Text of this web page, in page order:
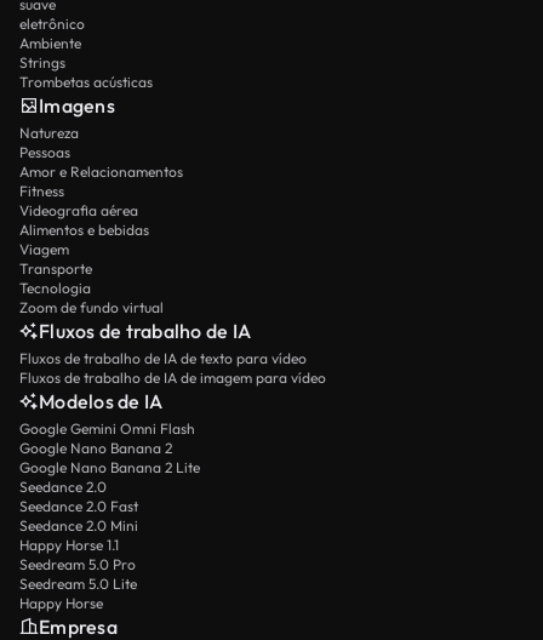
suave
eletrônico
Ambiente
Strings
Trombetas acústicas
Imagens
Natureza
Pessoas
Amor e Relacionamentos
Fitness
Videografia aérea
Alimentos e bebidas
Viagem
Transporte
Tecnologia
Zoom de fundo virtual
Fluxos de trabalho de IA
Fluxos de trabalho de IA de texto para vídeo
Fluxos de trabalho de IA de imagem para vídeo
Modelos de IA
Google Gemini Omni Flash
Google Nano Banana 2
Google Nano Banana 2 Lite
Seedance 2.0
Seedance 2.0 Fast
Seedance 2.0 Mini
Happy Horse 1.1
Seedream 5.0 Pro
Seedream 5.0 Lite
Happy Horse
Empresa